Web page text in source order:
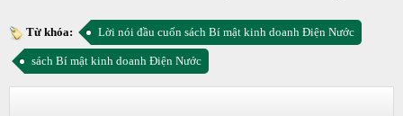
Từ khóa: Lời nói đầu cuốn sách Bí mật kinh doanh Điện Nước
sách Bí mật kinh doanh Điện Nước